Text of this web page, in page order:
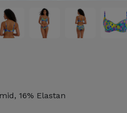
16% Elastan